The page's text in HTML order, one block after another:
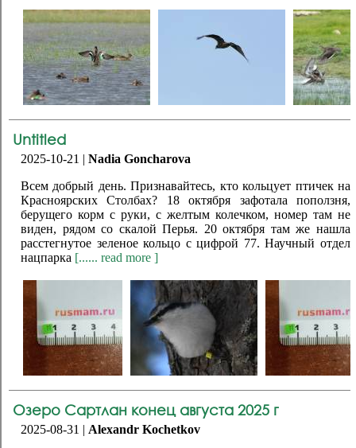
Untitled
2025-10-21 | Nadia Goncharova
Всем добрый день. Признавайтесь, кто кольцует птичек на
Красноярских Столбах? 18 октября зафотала поползня,
берущего корм с руки, с желтым колечком, номер там не
виден, рядом со скалой Перья. 20 октября там же нашла
расстегнутое зеленое кольцо с цифрой 77. Научный отдел
нацпарка [...... read more ]
Озеро Сартлан конец августа 2025 г
2025-08-31 | Alexandr Kochetkov